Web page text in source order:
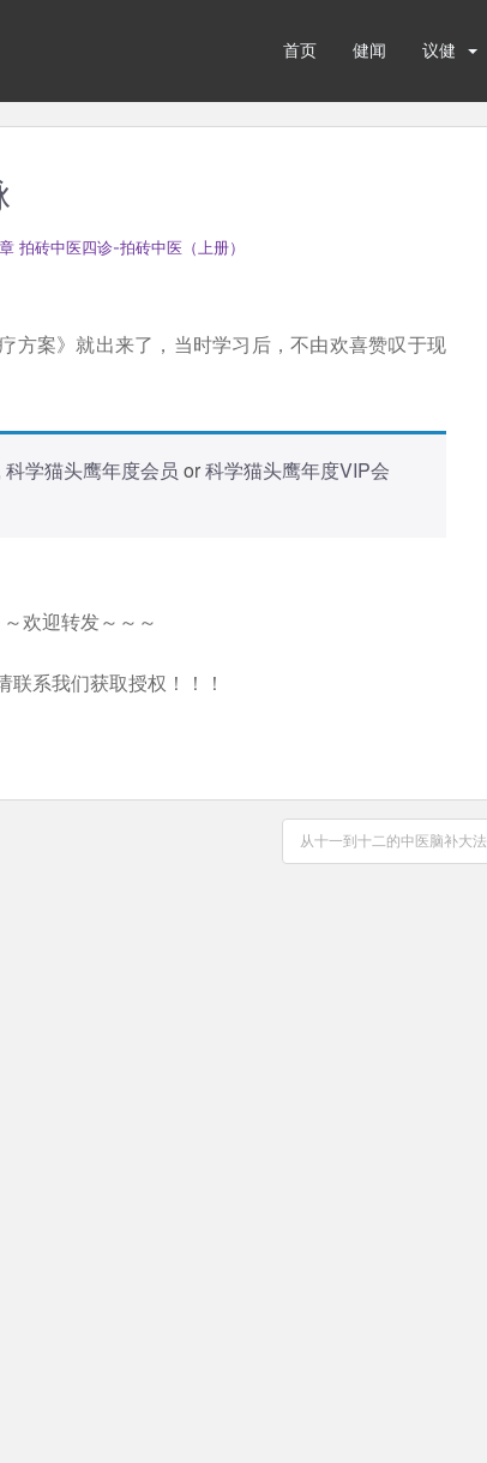
首页 健闻 议健
拍砖中医四诊-拍砖中医（上册）
方案》就出来了，当时学习后，不由欢喜赞叹于现
科学猫头鹰年度会员 or科学猫头鹰年度VIP会
～欢迎转发～～～
联系我们获取授权！！！
从十一到十二的中医脑补大法